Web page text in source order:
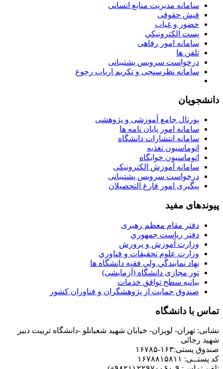
سامانه مدیریت منابع انسانی
فیش حقوقی
حضور و غیاب
پست الكترونيكي
سامانه امور رفاهی
تلفن ها
درخواست سرویس پشتیبانی
سامانه نظرسنجی و تکریم ارباب رجوع
پورتال جامع آموزشی و پژوهشی
سامانه امور پایان نامه ها
سامانه انتشارات دانشگاه
اتوماسیون تغذیه
اتوماسیون خوابگاه
سامانه آموزش الکترونیکی
درخواست سرویس پشتیبانی
پیگیری امور فارغ التحصیلان
مفید
دفتر مقام معظم رهبری
دفتر رياست جمهوري
وزارت آموزش و پرورش
وزارت علوم تحقيقات و فناوري
نهاد نمايندگي ولي فقيه دانشگاه ها
تور مجازی دانشگاه (آزمایشی)
بیانیه سطح توافق خدمات
صندوق حمايت از پژوهشگران و فناوران كشور
با دانشگاه
تهران- لويزان- خيابان شهيد شعبانلو -دانشگاه تربيت دبير
رجائی
پستی:۱۶۳-۱۶۷۸۵
پستــی: ۱۶۷۸۸۱۵۸۱۱